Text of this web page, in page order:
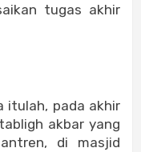
tugas akhir
itulah, pada akhir
akbar yang
di masjid